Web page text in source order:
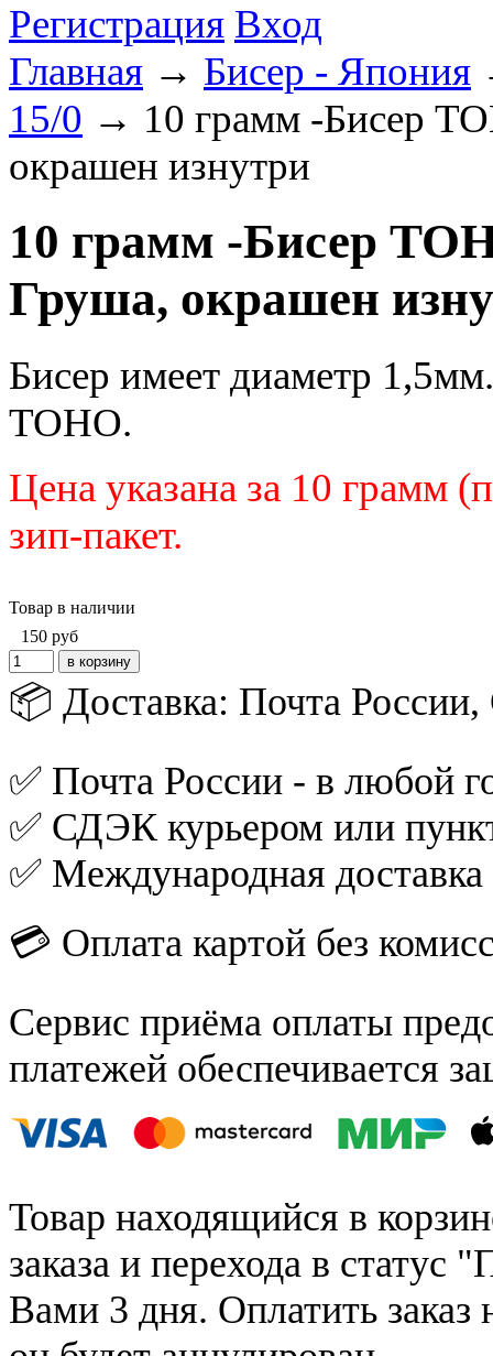
Регистрация Вход
Главная → Бисер - Япония
15/0 → 10 грамм -Бисер
окрашен изнутри
10 грамм -Бисер
Груша, окрашен
Бисер имеет диаметр
TOHO.
Цена указана за 10 грамм
зип-пакет.
Товар в наличии
150 руб
📦 Доставка: Почта
✅ Почта России - в любой
✅ СДЭК курьером или
✅ Международная
💳 Оплата картой без
Сервис приёма оплаты
платежей обеспечивается
Товар находящийся в
заказа и перехода в статус
Вами 3 дня. Оплатить заказ